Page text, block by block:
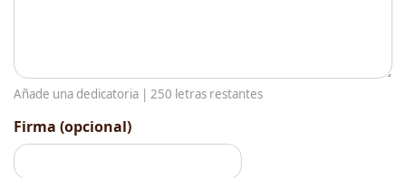
Añade una dedicatoria | 250 letras restantes
Firma (opcional)